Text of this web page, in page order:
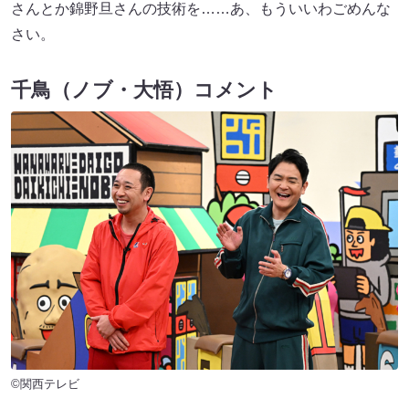
さんとか錦野旦さんの技術を……あ、もういいわごめんな
さい。
千鳥（ノブ・大悟）コメント
©関西テレビ